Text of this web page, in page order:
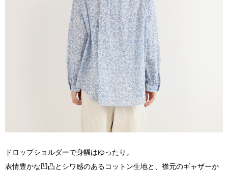
ドロップショルダーで身幅はゆったり。
表情豊かな凹凸とシワ感のあるコットン生地と、襟元のギャザーか